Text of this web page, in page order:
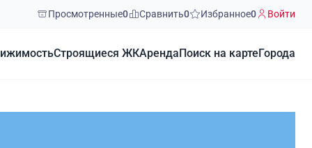
Просмотренные0 Сравнить0 Избранное0 Войти
Строящиеся ЖКАренда Поиск на карте Города